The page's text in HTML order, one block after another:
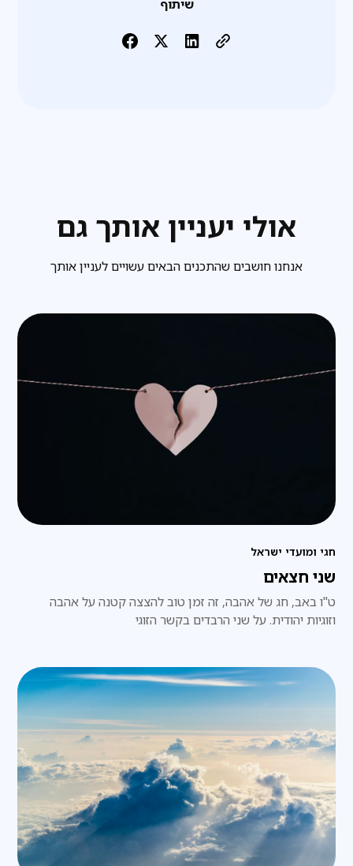
שיתוף
אולי יעניין אותך גם
אנחנו חושבים שהתכנים הבאים עשויים לעניין אותך
חגי ומועדי ישראל
שני חצאים
ט"ו באב, חג של אהבה, זה זמן טוב להצצה קטנה על אהבה
וזוגיות יהודית. על שני הרבדים בקשר הזוגי